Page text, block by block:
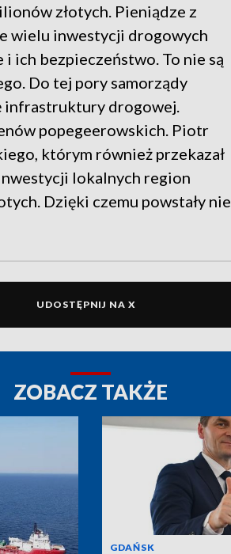
złotych. Pieniądze z
wielu inwestycji drogowych
ich bezpieczeństwo. To nie są
Do tej pory samorządy
infrastruktury drogowej.
popegeerowskich. Piotr
którym również przekazał
lokalnych region
Dzięki czemu powstały nie
UDOSTĘPNIJ NA X
ZOBACZ TAKŻE
GDAŃSK